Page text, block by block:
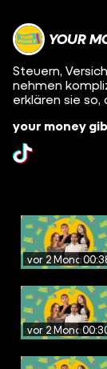
YOUR
Steuern,
nehmen
erklären sie
your money
vor 2 Monaten
vor 2 Monaten